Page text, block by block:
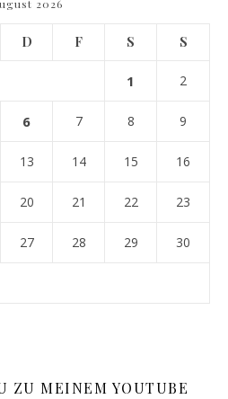
2026
D F S S
1 2
6 7 8 9
13 14 15 16
20 21 22 23
27 28 29 30
ZU MEINEM YOUTUBE